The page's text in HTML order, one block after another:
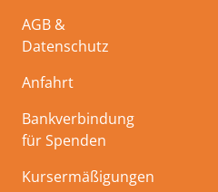
AGB &
Datenschutz
Anfahrt
Bankverbindung
für Spenden
Kursermäßigungen